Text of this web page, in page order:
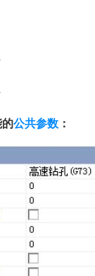
的公共参数 ：